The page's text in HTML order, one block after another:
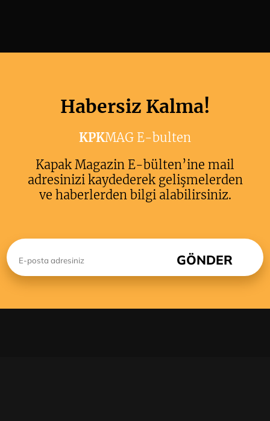
Habersiz Kalma!
KPKMAG E-bulten
Kapak Magazin E-bülten’ine mail
adresinizi kaydederek gelişmelerden
ve haberlerden bilgi alabilirsiniz.